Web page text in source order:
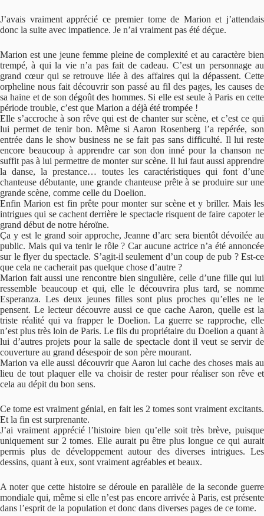
J’avais vraiment apprécié ce premier tome de Marion et j’attendais
donc la suite avec impatience. Je n’ai vraiment pas été déçue.
Marion est une jeune femme pleine de complexité et au caractère bien
trempé, à qui la vie n’a pas fait de cadeau. C’est un personnage au
grand cœur qui se retrouve liée à des affaires qui la dépassent. Cette
orpheline nous fait découvrir son passé au fil des pages, les causes de
sa haine et de son dégoût des hommes. Si elle est seule à Paris en cette
période trouble, c’est que Marion a déjà été trompée !
Elle s’accroche à son rêve qui est de chanter sur scène, et c’est ce qui
lui permet de tenir bon. Même si Aaron Rosenberg l’a repérée, son
entrée dans le show business ne se fait pas sans difficulté. Il lui reste
encore beaucoup à apprendre car son don inné pour la chanson ne
suffit pas à lui permettre de monter sur scène. Il lui faut aussi apprendre
la danse, la prestance… toutes les caractéristiques qui font d’une
chanteuse débutante, une grande chanteuse prête à se produire sur une
grande scène, comme celle du Doelion.
Enfin Marion est fin prête pour monter sur scène et y briller. Mais les
intrigues qui se cachent derrière le spectacle risquent de faire capoter le
grand début de notre héroïne.
Ça y est le grand soir approche, Jeanne d’arc sera bientôt dévoilée au
public. Mais qui va tenir le rôle ? Car aucune actrice n’a été annoncée
sur le flyer du spectacle. S’agit-il seulement d’un coup de pub ? Est-ce
que cela ne cacherait pas quelque chose d’autre ?
Marion fait aussi une rencontre bien singulière, celle d’une fille qui lui
ressemble beaucoup et qui, elle le découvrira plus tard, se nomme
Esperanza. Les deux jeunes filles sont plus proches qu’elles ne le
pensent. Le lecteur découvre aussi ce que cache Aaron, quelle est la
triste réalité qui va frapper le Doelion. La guerre se rapproche, elle
n’est plus très loin de Paris. Le fils du propriétaire du Doelion a quant à
lui d’autres projets pour la salle de spectacle dont il veut se servir de
couverture au grand désespoir de son père mourant.
Marion va elle aussi découvrir que Aaron lui cache des choses mais au
lieu de tout plaquer elle va choisir de rester pour réaliser son rêve et
cela au dépit du bon sens.
Ce tome est vraiment génial, en fait les 2 tomes sont vraiment excitants.
Et la fin est surprenante.
J’ai vraiment apprécié l’histoire bien qu’elle soit très brève, puisque
uniquement sur 2 tomes. Elle aurait pu être plus longue ce qui aurait
permis plus de développement autour des diverses intrigues. Les
dessins, quant à eux, sont vraiment agréables et beaux.
A noter que cette histoire se déroule en parallèle de la seconde guerre
mondiale qui, même si elle n’est pas encore arrivée à Paris, est présente
dans l’esprit de la population et donc dans diverses pages de ce tome.